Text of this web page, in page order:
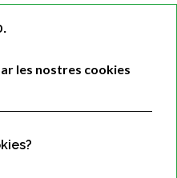
les nostres cookies